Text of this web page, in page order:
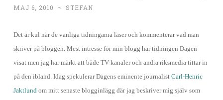
MAJ 6, 2010 ~ STEFAN
Det är kul när de vanliga tidningarna läser och kommenterar vad man
skriver på bloggen. Mest intresse för min blogg har tidningen Dagen
visat men jag har märkt att både TV-kanaler och andra riksmedia tittar in
på den ibland. Idag spekulerar Dagens eminente journalist Carl-Henric
Jaktlund om mitt senaste blogginlägg där jag beskriver mig själv som